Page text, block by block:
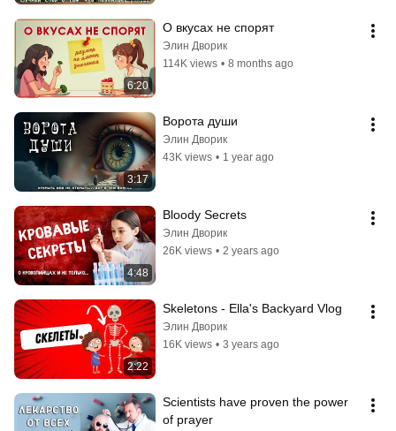
6:20
О вкусах не спорят
Элин Дворик
114K views • 8 months ago
3:17
Ворота души
Элин Дворик
43K views • 1 year ago
4:48
Bloody Secrets
Элин Дворик
26K views • 2 years ago
2:22
Skeletons - Ella's Backyard Vlog
Элин Дворик
16K views • 3 years ago
Scientists have proven the power
of prayer